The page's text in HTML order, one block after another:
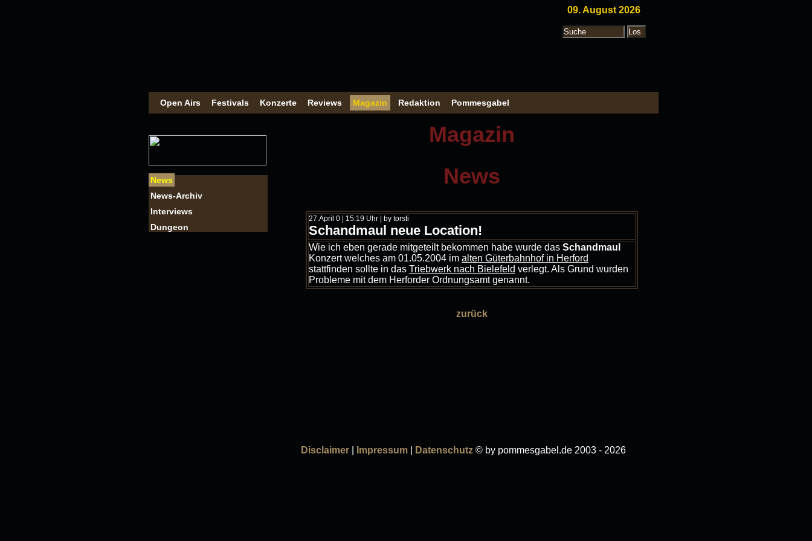
09. August 2026
Open Airs Festivals Konzerte Reviews Magazin Redaktion Pommesgabel
Magazin
News
News-Archiv
Interviews
Dungeon
News
27.April 0 | 15:19 Uhr | by torsti
Schandmaul neue Location!
Wie ich eben gerade mitgeteilt bekommen habe wurde das Schandmaul
Konzert welches am 01.05.2004 im alten Güterbahnhof in Herford
stattfinden sollte in das Triebwerk nach Bielefeld verlegt. Als Grund wurden
Probleme mit dem Herforder Ordnungsamt genannt.
zurück
Disclaimer| Impressum| Datenschutz© by pommesgabel.de 2003 - 2026